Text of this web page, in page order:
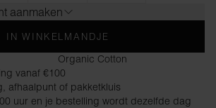
aanmaken
IN WINKELMANDJE
Organic Cotton
vanaf €100
afhaalpunt of pakketkluis
uur en je bestelling wordt dezelfde dag